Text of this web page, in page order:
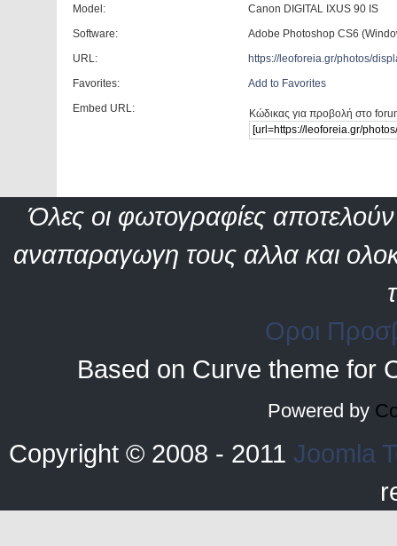
Model:
Canon DIGITAL IXUS 90 IS
Software:
Adobe Photoshop CS6
URL:
https://leoforeia.gr/photos/
Favorites:
Add to Favorites
Embed URL:
Κώδικας για προβολή στο
Όλες οι φωτογραφίες αποτελούν
αναπαραγωγη τους αλλα και
Οροι
Based on Curve theme for
Powered by
Copyright © 2008 - 2011 Joomla